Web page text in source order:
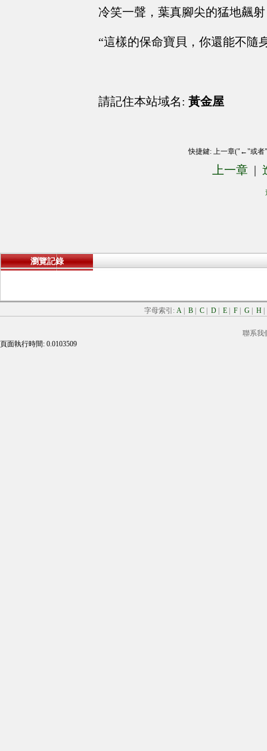
冷笑一聲，葉真腳尖的猛地飆
“這樣的保命寶貝，你還能不隨
請記住本站域名: 黃金屋
快捷鍵: 上一章("←"或
上一章 |
瀏覽記錄
字母索引: A B C D E F G H
聯系我
頁面執行時間: 0.0103509